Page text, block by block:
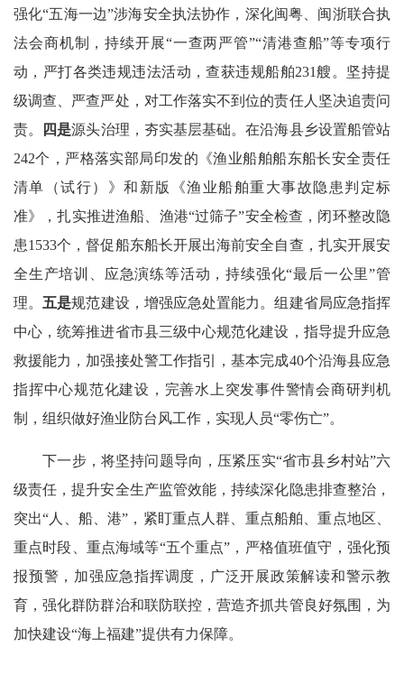
强化“五海一边”涉海安全执法协作，深化闽粤、闽浙联合执
法会商机制，持续开展“一查两严管”“清港查船”等专项行
动，严打各类违规违法活动，查获违规船舶231艘。坚持提
级调查、严查严处，对工作落实不到位的责任人坚决追责问
责。
四是源头治理，夯实基层基础。在沿海县乡设置船管站
242个，严格落实部局印发的《渔业船舶船东船长安全责任
清单（试行）》和新版《渔业船舶重大事故隐患判定标
准》，扎实推进渔船、渔港“过筛子”安全检查，闭环整改隐
患1533个，督促船东船长开展出海前安全自查，扎实开展安
全生产培训、应急演练等活动，持续强化“最后一公里”管
理。 五是规范建设，增强应急处置能力。组建省局应急指挥
中心，统筹推进省市县三级中心规范化建设，指导提升应急
救援能力，加强接处警工作指引，基本完成40个沿海县应急
指挥中心规范化建设，完善水上突发事件警情会商研判机
制，组织做好渔业防台风工作，实现人员“零伤亡”。
下一步，将坚持问题导向，压紧压实“省市县乡村站”六
级责任，提升安全生产监管效能，持续深化隐患排查整治，
突出“人、船、港”，紧盯重点人群、重点船舶、重点地区、
重点时段、重点海域等“五个重点”，严格值班值守，强化预
报预警，加强应急指挥调度，广泛开展政策解读和警示教
育，强化群防群治和联防联控，营造齐抓共管良好氛围，为
加快建设“海上福建”提供有力保障。